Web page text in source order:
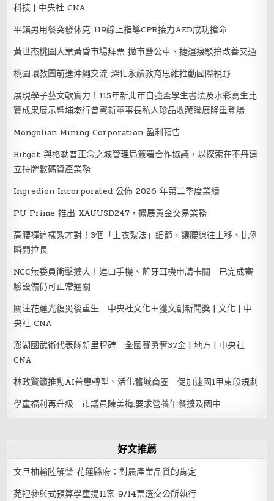
科技 | 中央社 CNA
平鎮男用餐突發休克 119線上指導CPR接力AED成功搶命
黃世杰桃園大業黃昏市場拜票 拋市營公車、捷運接駁拚改善交通
桃園環教團前進沖繩交流 深化永續教育思維推動國際視野
展現學子藝文軟實力！115年新北市自強盃學生書法及水彩寫生比
賽成果展示暨埔墘行曾憲新董事長私人珍品收藏聯展隆重登場
Mongolian Mining Corporation 盈利預告
Bitget 與格勒普正念之城管理局簽署合作協議，以探索在不丹建
立持牌數碼資產業務
Ingredion Incorporated 公佈 2026 年第二季度業績
PU Prime 推出 XAUUSD247，擴展黃金交易業務
高腰褲這樣紮才對！3個「上衣紮法」細節，讓腰線往上移、比例
瞬間拉長
NCC無委員衝擊擴大！進口手機、藍牙耳機申請卡關 已完成審
驗設備仍可正常通關
關注花蓮光復災後重生 中央社文化＋獲文創新聞獎 | 文化 | 中
央社 CNA
澎湖國武術代表隊新里程碑 全國賽勇奪37金 | 地方 | 中央社
CNA
林政賢籲推動AI普惠轉型、活化舊城商圈 促加速國1甲東段規劃
學童福利再升級 市議員陳美梅:要求營養午餐擴及國中
好文推薦
文旦柚輸陸解禁 花蓮縣府：對農產業品質的肯定
苑裡參與式預算學童提11案 9/14票選交公所執行